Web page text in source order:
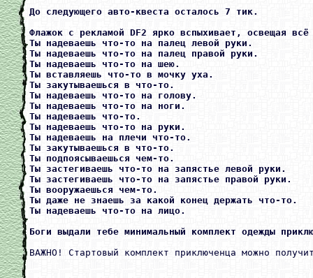
До следующего авто-квеста осталось 7 тик.
Флажок с рекламой DF2 ярко вспыхивает, освещая
Ты надеваешь что-то на палец левой руки.
Ты надеваешь что-то на палец правой руки.
Ты надеваешь что-то на шею.
Ты вставляешь что-то в мочку уха.
Ты закутываешься в что-то.
Ты надеваешь что-то на голову.
Ты надеваешь что-то на ноги.
Ты надеваешь что-то.
Ты надеваешь что-то на руки.
Ты надеваешь на плечи что-то.
Ты закутываешься в что-то.
Ты подпоясываешься чем-то.
Ты застегиваешь что-то на запястье левой руки.
Ты застегиваешь что-то на запястье правой руки.
Ты вооружаешься чем-то.
Ты даже не знаешь за какой конец держать что-то.
Ты надеваешь что-то на лицо.
Боги выдали тебе минимальный комплект одежды
ВАЖНО! Стартовый комплект приключенца можно